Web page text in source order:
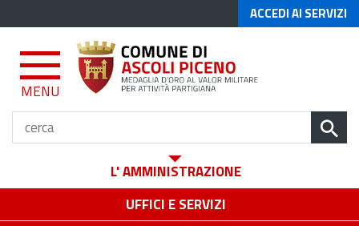
ACCEDI AI SERVIZI
MENU
L' AMMINISTRAZIONE
UFFICI E SERVIZI